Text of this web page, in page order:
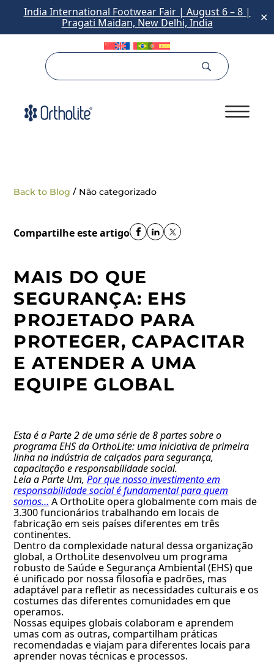
India International Footwear Fair | August 6 – 8 |
Pragati Maidan, New Delhi, India
✕
Back to Blog / Não categorizado
Compartilhe este artigo
MAIS DO QUE
SEGURANÇA: EHS
PROJETADO PARA
PROTEGER, CAPACITAR
E ATENDER A UMA
EQUIPE GLOBAL
Esta é a Parte 2 de uma série de 8 partes sobre o
programa EHS da OrthoLite: uma iniciativa de primeira
linha na indústria de calçados para segurança,
capacitação e responsabilidade social.
Leia a Parte Um,Por que nosso investimento em
responsabilidade social é fundamental para quem
somos… A OrthoLite opera globalmente com mais de
3.300 funcionários trabalhando em locais de
fabricação em seis países diferentes em três
continentes.
Dentro da complexidade natural dessa organização
global, a OrthoLite desenvolveu um programa
robusto de Saúde e Segurança Ambiental (EHS) que
é unificado por nossa filosofia e padrões, mas
adaptável para refletir as necessidades culturais e os
costumes das diferentes comunidades em que
operamos.
Nossas equipes globais colaboram e aprendem
umas com as outras, compartilham práticas
recomendadas e viajam para diferentes locais para
aprender novas técnicas e processos.